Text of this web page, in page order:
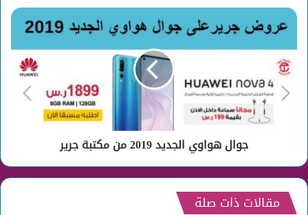
جوال
هواوي
2019
من
مكتبة
جرير
جوال هواوي الجديد 2019 من مكتبة جرير
مقالات ذات صلة